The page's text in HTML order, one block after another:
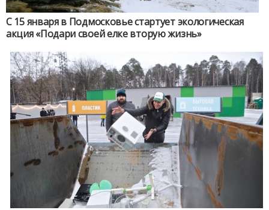
С 15 января в Подмосковье стартует экологическая
акция «Подари своей елке вторую жизнь»